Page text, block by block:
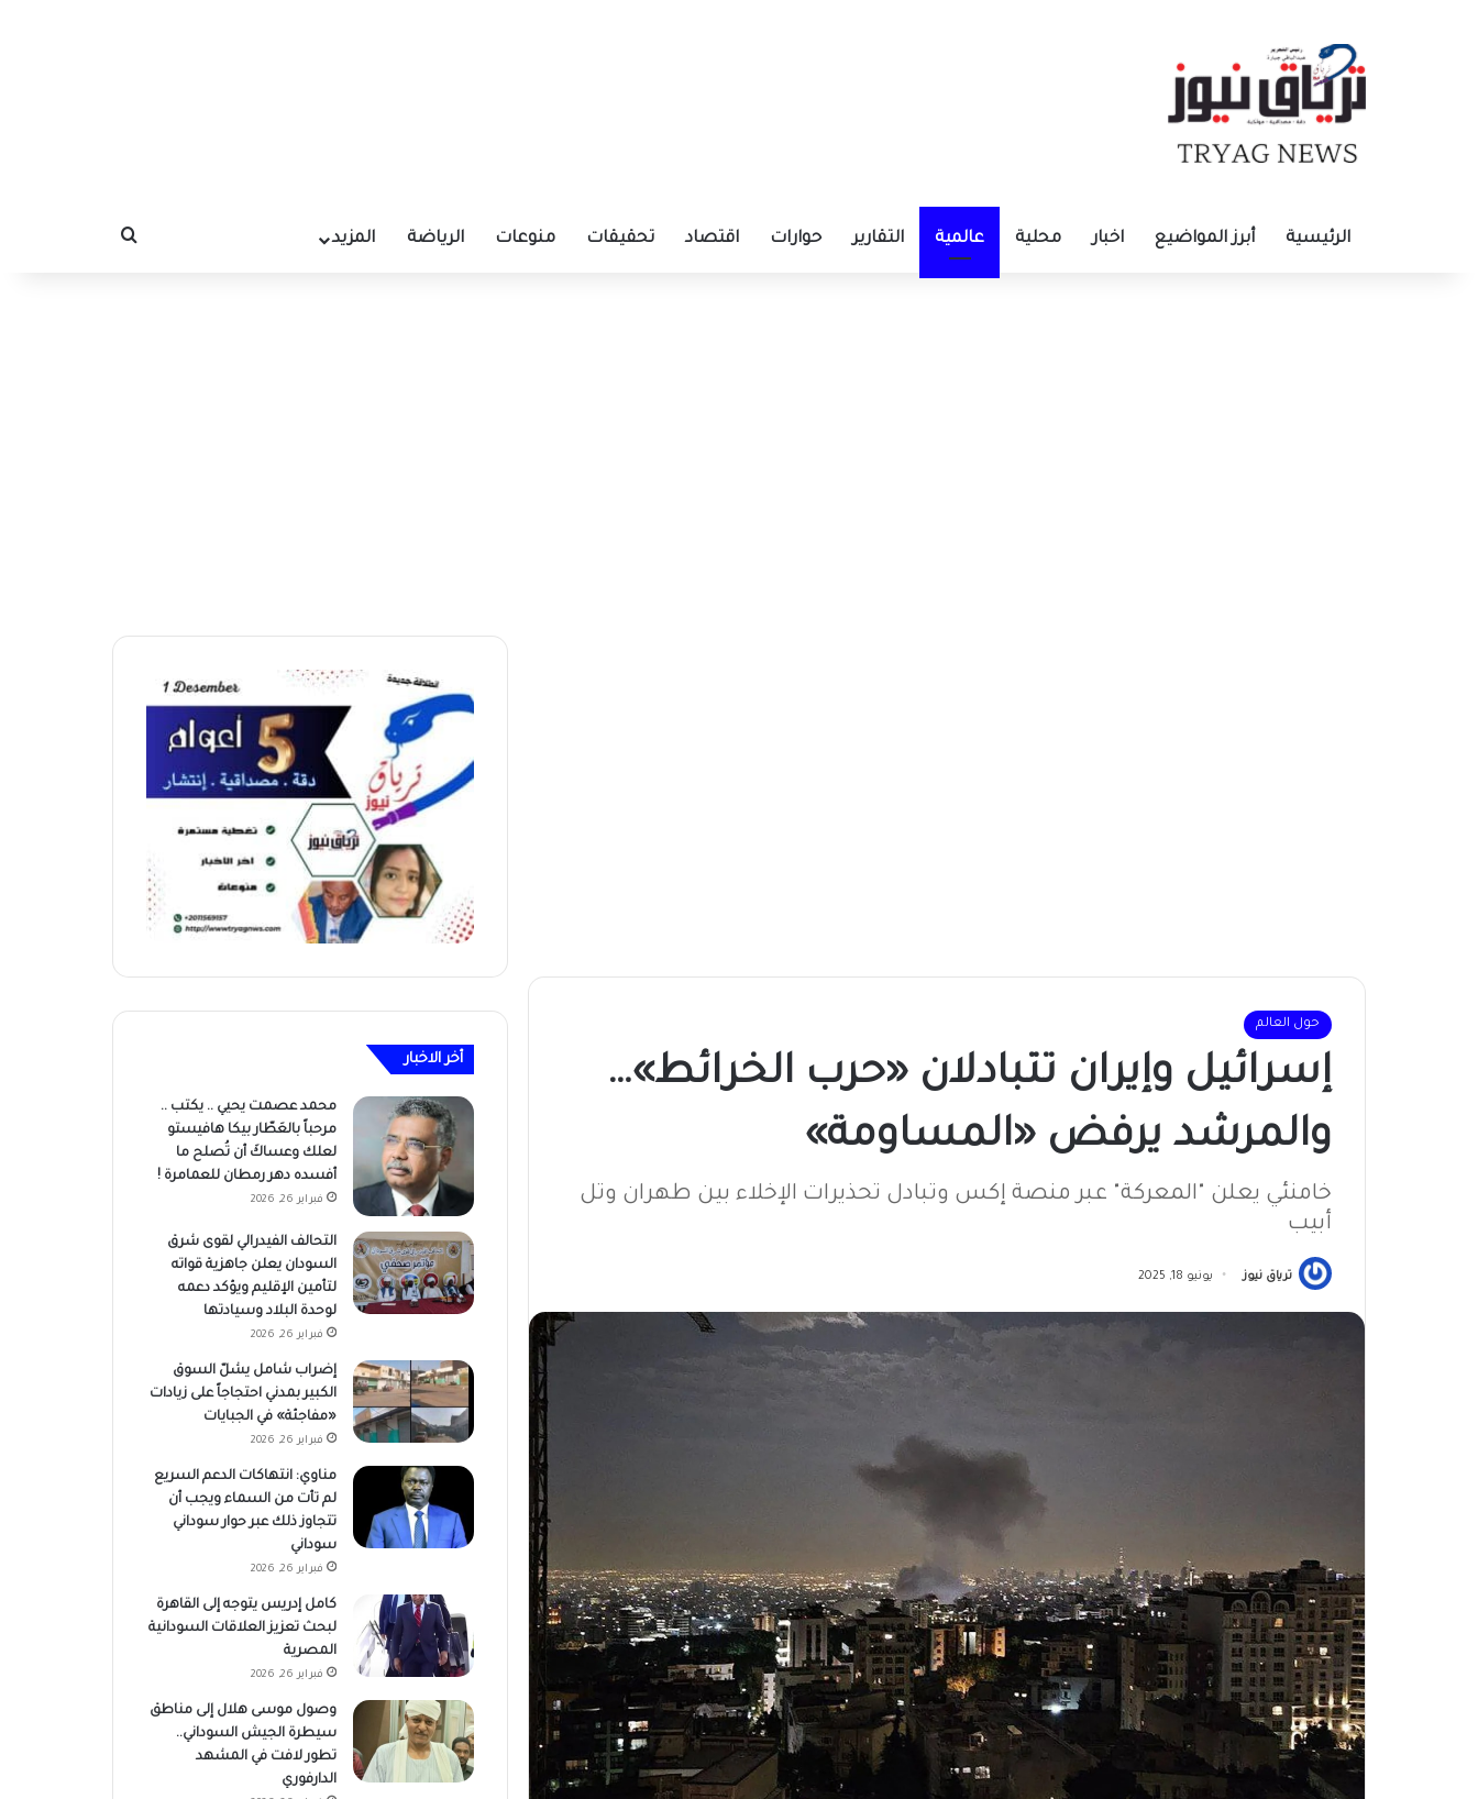
الرئيسية أبرز المواضيع اخبار محلية عالمية التقارير حوارات اقتصاد تحقيقات منوعات الرياضة المزيد بحث عن
حول العالم
إسرائيل وإيران تتبادلان «حرب الخرائط»…
والمرشد يرفض «المساومة»
خامنئي يعلن "المعركة" عبر منصة إكس وتبادل تحذيرات الإخلاء بين طهران وتل
أبيب
ترياق نيوز يونيو 18, 2025
أخر الاخبار
محمد عصمت يحيي .. يكتب ..
مرحباً بالعَطّار بيكا هافيستو
لعلك وعساكَ أن تُصلح ما
أفسده دهر رمطان للعمامرة !
فبراير 26, 2026
التحالف الفيدرالي لقوى شرق
السودان يعلن جاهزية قواته
لتأمين الإقليم ويؤكد دعمه
لوحدة البلاد وسيادتها
فبراير 26, 2026
إضراب شامل يشلّ السوق
الكبير بمدني احتجاجاً على زيادات
«مفاجئة» في الجبايات
فبراير 26, 2026
مناوي: انتهاكات الدعم السريع
لم تأت من السماء ويجب أن
تتجاوز ذلك عبر حوار سوداني
سوداني
فبراير 26, 2026
كامل إدريس يتوجه إلى القاهرة
لبحث تعزيز العلاقات السودانية
المصرية
فبراير 26, 2026
وصول موسى هلال إلى مناطق
سيطرة الجيش السوداني..
تطور لافت في المشهد
الدارفوري